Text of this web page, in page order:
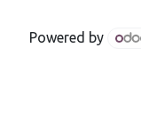
Powered by